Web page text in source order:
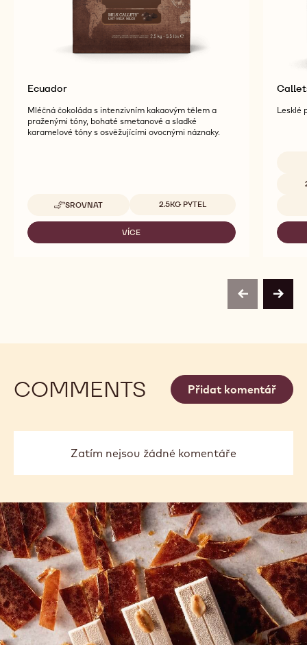
Ecuador
Mléčná čokoláda s intenzivním kakaovým tělem a
praženými tóny, bohaté smetanové a sladké
karamelové tóny s osvěžujícími ovocnými náznaky.
SROVNAT
-
ECUADOR
Dostupná balení
2.5KG PYTEL
VÍCE
-
Lesklé
previousnext
COMMENTS Přidat komentář
Zatím nejsou žádné komentáře